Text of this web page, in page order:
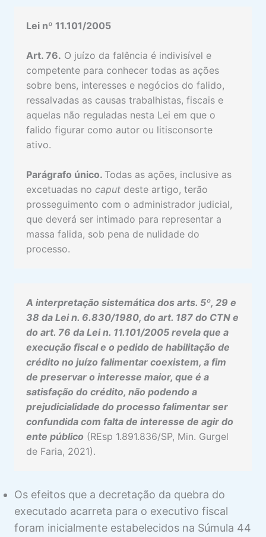
REUNIÃO DE PROCESSOS NA EF
CONCURSO DE CREDORES E EF
Requerimento de Falência e Habilitação de
Crédito em Processo Falimentar pela
Fazenda Pública
Visualização
Execução Fiscal Contra Massa Falida Visualização
RECURSOS NA EXECUÇÃO FISCAL
DE ALÇADA
2 aulas
EXIGÊNCIA DE DEPÓSITO E
CONCOMITÂNCIA DE INSTÂNCIAS
1 aula
SUSPENSÃO DO PROCESSO E
PRESCRIÇÃO NA EF
2 aulas
Lei nº 11.101/2005
Art. 76. O juízo da falência é indivisível e
competente para conhecer todas as ações
sobre bens, interesses e negócios do falido,
ressalvadas as causas trabalhistas, fiscais e
aquelas não reguladas nesta Lei em que o
falido figurar como autor ou litisconsorte
ativo.
Parágrafo único. Todas as ações, inclusive as
excetuadas no caput deste artigo, terão
prosseguimento com o administrador judicial,
que deverá ser intimado para representar a
massa falida, sob pena de nulidade do
processo.
A interpretação sistemática dos arts. 5º, 29 e
38 da Lei n. 6.830/1980, do art. 187 do CTN e
do art. 76 da Lei n. 11.101/2005 revela que a
execução fiscal e o pedido de habilitação de
crédito no juízo falimentar coexistem, a fim
de preservar o interesse maior, que é a
satisfação do crédito, não podendo a
prejudicialidade do processo falimentar ser
confundida com falta de interesse de agir do
ente público (REsp 1.891.836/SP, Min. Gurgel
de Faria, 2021).
Os efeitos que a decretação da quebra do
executado acarreta para o executivo fiscal
foram inicialmente estabelecidos na Súmula 44